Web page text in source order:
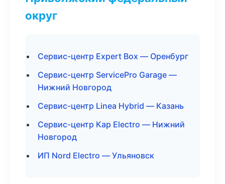
округ
Сервис-центр Expert Box — Оренбург
Сервис-центр ServicePro Garage —
Нижний Новгород
Сервис-центр Linea Hybrid — Казань
Сервис-центр Кар Electro — Нижний
Новгород
ИП Nord Electro — Ульяновск